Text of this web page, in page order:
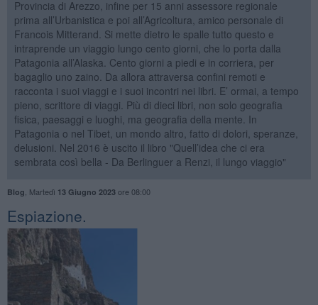
Provincia di Arezzo, infine per 15 anni assessore regionale
prima all’Urbanistica e poi all’Agricoltura, amico personale di
Francois Mitterand. Si mette dietro le spalle tutto questo e
intraprende un viaggio lungo cento giorni, che lo porta dalla
Patagonia all’Alaska. Cento giorni a piedi e in corriera, per
bagaglio uno zaino. Da allora attraversa confini remoti e
racconta i suoi viaggi e i suoi incontri nei libri. E’ ormai, a tempo
pieno, scrittore di viaggi. Più di dieci libri, non solo geografia
fisica, paesaggi e luoghi, ma geografia della mente. In
Patagonia o nel Tibet, un mondo altro, fatto di dolori, speranze,
delusioni. Nel 2016 è uscito il libro "Quell’idea che ci era
sembrata così bella - Da Berlinguer a Renzi, il lungo viaggio"
Blog Martedì 13 Giugno 2023ore 08:00
Espiazione.